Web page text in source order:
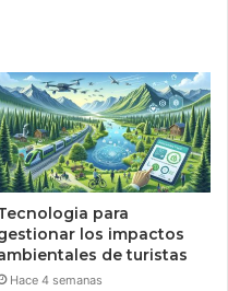
para
los impactos
de turistas
Hace 4 semanas